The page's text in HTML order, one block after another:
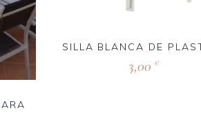
SILLA BLANCA DE
3,00 €